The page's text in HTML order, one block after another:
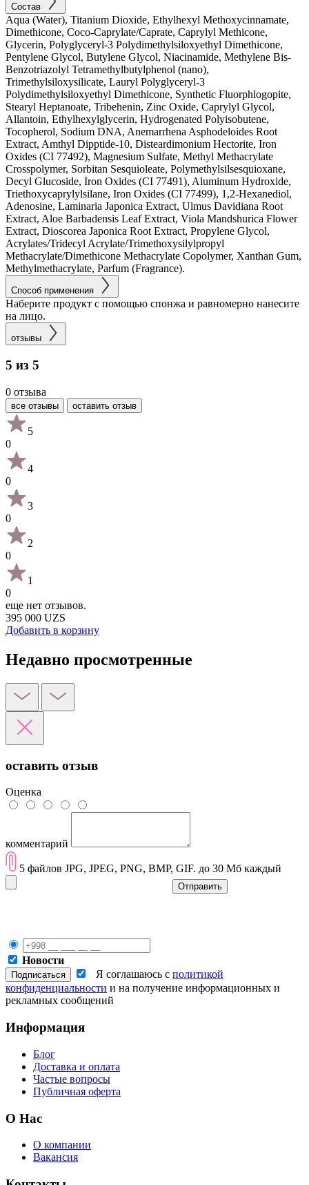
Состав
Aqua (Water), Titanium Dioxide, Ethylhexyl Methoxycinnamate,
Dimethicone, Coco-Caprylate/Caprate, Caprylyl Methicone,
Glycerin, Polyglyceryl-3 Polydimethylsiloxyethyl Dimethicone,
Pentylene Glycol, Butylene Glycol, Niacinamide, Methylene Bis-
Benzotriazolyl Tetramethylbutylphenol (nano),
Trimethylsiloxysilicate, Lauryl Polyglyceryl-3
Polydimethylsiloxyethyl Dimethicone, Synthetic Fluorphlogopite,
Stearyl Heptanoate, Tribehenin, Zinc Oxide, Caprylyl Glycol,
Allantoin, Ethylhexylglycerin, Hydrogenated Polyisobutene,
Tocopherol, Sodium DNA, Anemarrhena Asphodeloides Root
Extract, Amthyl Dipptide-10, Disteardimonium Hectorite, Iron
Oxides (CI 77492), Magnesium Sulfate, Methyl Methacrylate
Crosspolymer, Sorbitan Sesquioleate, Polymethylsilsesquioxane,
Decyl Glucoside, Iron Oxides (CI 77491), Aluminum Hydroxide,
Triethoxycaprylylsilane, Iron Oxides (CI 77499), 1,2-Hexanediol,
Adenosine, Laminaria Japonica Extract, Ulmus Davidiana Root
Extract, Aloe Barbadensis Leaf Extract, Viola Mandshurica Flower
Extract, Dioscorea Japonica Root Extract, Propylene Glycol,
Acrylates/Tridecyl Acrylate/Trimethoxysilylpropyl
Methacrylate/Dimethicone Methacrylate Copolymer, Xanthan Gum,
Methylmethacrylate, Parfum (Fragrance).
Способ применения
Наберите продукт с помощью спонжа и равномерно нанесите
на лицо.
отзывы
5 из 5
0 отзыва
все отзывы оставить отзыв
5
0
4
0
3
0
2
0
1
0
еще нет отзывов.
395 000 UZS
Добавить в корзину
Недавно просмотренные
оставить отзыв
Оценка
комментарий
5 файлов JPG, JPEG, PNG, BMP, GIF. до 30 Мб каждый
Отправить
Новости
Я соглашаюсь с политикой
конфиденциальности и на получение информационных и
рекламных сообщений
Информация
Блог
Доставка и оплата
Частые вопросы
Публичная оферта
О Нас
О компании
Вакансия